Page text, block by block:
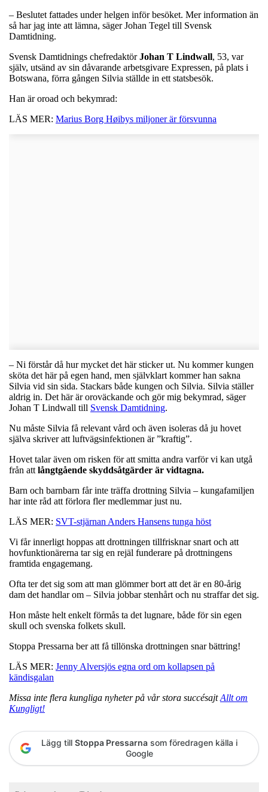
– Beslutet fattades under helgen inför besöket. Mer information än
så har jag inte att lämna, säger Johan Tegel till Svensk
Damtidning.
Svensk Damtidnings chefredaktörJohan T Lindwall, 53, var
själv, utsänd av sin dåvarande arbetsgivare Expressen, på plats i
Botswana, förra gången Silvia ställde in ett statsbesök.
Han är oroad och bekymrad:
LÄS MER: Marius Borg Høibys miljoner är försvunna
– Ni förstår då hur mycket det här sticker ut. Nu kommer kungen
sköta det här på egen hand, men självklart kommer han sakna
Silvia vid sin sida. Stackars både kungen och Silvia. Silvia ställer
aldrig in. Det här är oroväckande och gör mig bekymrad, säger
Johan T Lindwall till Svensk Damtidning.
Nu måste Silvia få relevant vård och även isoleras då ju hovet
själva skriver att luftvägsinfektionen är ”kraftig”.
Hovet talar även om risken för att smitta andra varför vi kan utgå
från att långtgående skyddsåtgärder är vidtagna.
Barn och barnbarn får inte träffa drottning Silvia – kungafamiljen
har inte råd att förlora fler medlemmar just nu.
LÄS MER: SVT-stjärnan Anders Hansens tunga höst
Vi får innerligt hoppas att drottningen tillfrisknar snart och att
hovfunktionärerna tar sig en rejäl funderare på drottningens
framtida engagemang.
Ofta ter det sig som att man glömmer bort att det är en 80-årig
dam det handlar om – Silvia jobbar stenhårt och nu straffar det sig.
Hon måste helt enkelt förmås ta det lugnare, både för sin egen
skull och svenska folkets skull.
Stoppa Pressarna ber att få tillönska drottningen snar bättring!
LÄS MER: Jenny Alversjös egna ord om kollapsen på
kändisgalan
Missa inte flera kungliga nyheter på vår stora succésajtAllt om
Kungligt!
Lägg till Stoppa Pressarna som föredragen källa i
Google